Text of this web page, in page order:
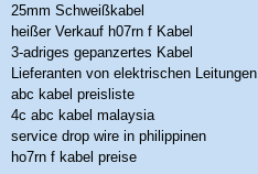
25mm Schweißkabel
heißer Verkauf h07rn f Kabel
3-adriges gepanzertes Kabel
Lieferanten von elektrischen Leitungen
abc kabel preisliste
4c abc kabel malaysia
service drop wire in philippinen
ho7rn f kabel preise